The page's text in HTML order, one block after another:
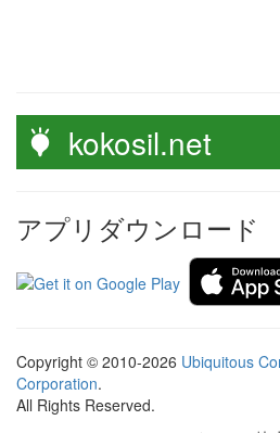
kokosil.net
アプリダウンロード
Copyright © 2010-2026 Ubiquitous
Corporation.
All Rights Reserved.